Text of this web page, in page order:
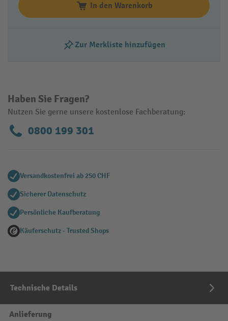
In den Warenkorb
Zur Merkliste hinzufügen
Haben Sie Fragen?
Nutzen Sie gerne unsere kostenlose Fachberatung:
0800 199 301
Versandkostenfrei ab 250 CHF
Sicherer Datenschutz
Persönliche Kaufberatung
Käuferschutz - Trusted Shops
Technische Details
Anlieferung